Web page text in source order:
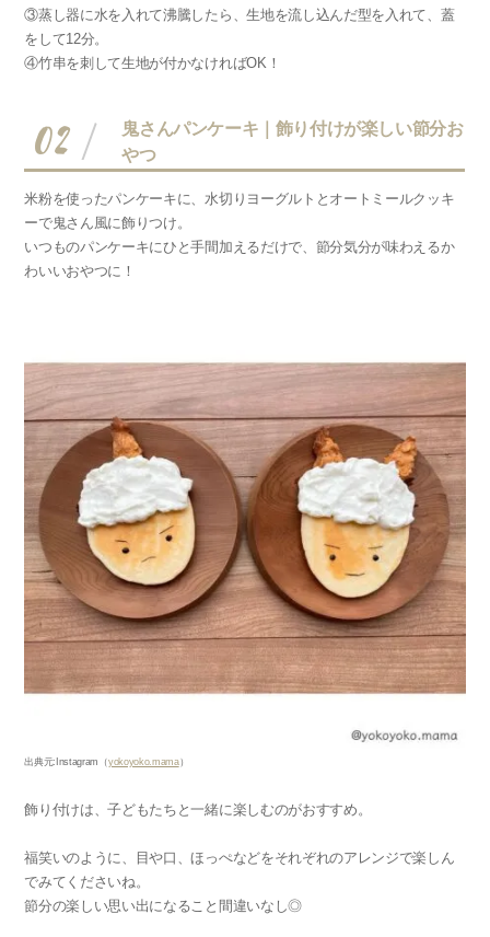
③蒸し器に水を入れて沸騰したら、生地を流し込んだ型を入れて、蓋
をして12分。
④竹串を刺して生地が付かなければOK！
02
鬼さんパンケーキ｜飾り付けが楽しい節分お
やつ
米粉を使ったパンケーキに、水切りヨーグルトとオートミールクッキ
ーで鬼さん風に飾りつけ。
いつものパンケーキにひと手間加えるだけで、節分気分が味わえるか
わいいおやつに！
出典元:Instagram （yokoyoko.mama）
飾り付けは、子どもたちと一緒に楽しむのがおすすめ。
福笑いのように、目や口、ほっぺなどをそれぞれのアレンジで楽しん
でみてくださいね。
節分の楽しい思い出になること間違いなし◎